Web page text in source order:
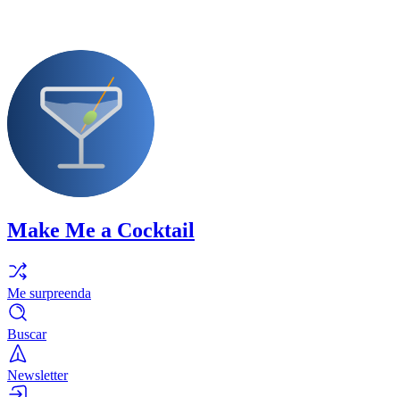
Make Me a Cocktail
Me surpreenda
Buscar
Newsletter